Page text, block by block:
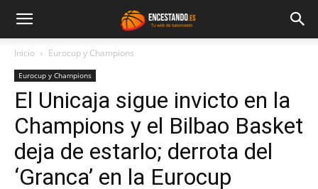
Inicio Eurocup y Champions
Eurocup y Champions
El Unicaja sigue invicto en la
Champions y el Bilbao Basket
deja de estarlo; derrota del
‘Granca’ en la Eurocup